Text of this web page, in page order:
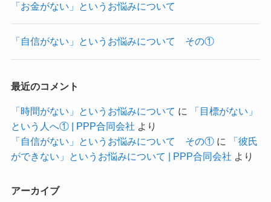
「お金がない」というお悩みについて
「自信がない」というお悩みについて その①
最近のコメント
「時間がない」というお悩みについて に
「目標がない」
という人へ① | PPP合同会社 より
「自信がない」というお悩みについて その①に
「彼氏
ができない」というお悩みについて | PPP合同会社 より
アーカイブ